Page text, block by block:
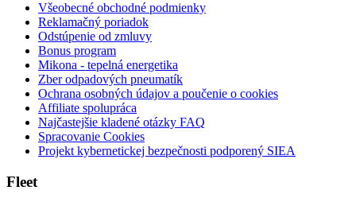
Všeobecné obchodné podmienky
Reklamačný poriadok
Odstúpenie od zmluvy
Bonus program
Mikona - tepelná energetika
Zber odpadových pneumatík
Ochrana osobných údajov a poučenie o cookies
Affiliate spolupráca
Najčastejšie kladené otázky FAQ
Spracovanie Cookies
Projekt kybernetickej bezpečnosti podporený SIEA
Fleet